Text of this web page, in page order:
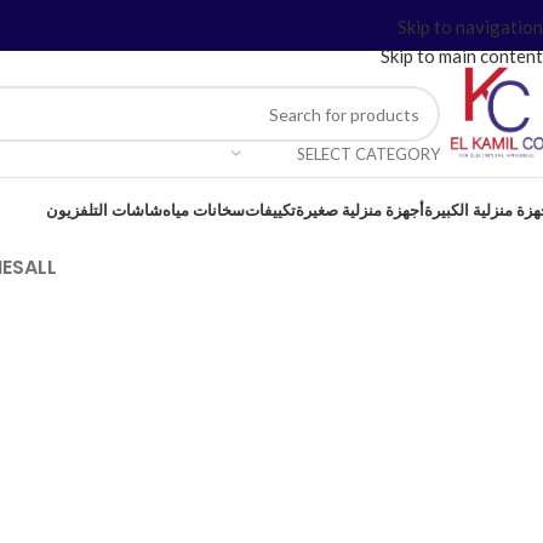
Skip to navigation
Skip to main content
SELECT CATEGORY
منزلية الكبيرةأجهزة منزلية صغيرةتكييفاتسخانات مياهشاشات التلفزيون
ALL